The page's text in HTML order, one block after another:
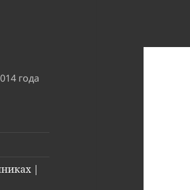
года
|